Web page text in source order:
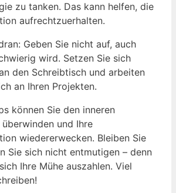
zu tanken. Das kann helfen, die
aufrechtzuerhalten.
Geben Sie nicht auf, auch
wird. Setzen Sie sich
den Schreibtisch und arbeiten
an Ihren Projekten.
können Sie den inneren
und Ihre
wiedererwecken. Bleiben Sie
Sie sich nicht entmutigen – denn
Ihre Mühe auszahlen. Viel